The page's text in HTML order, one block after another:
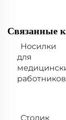
Связанные
Носилки
для
работников
Столик